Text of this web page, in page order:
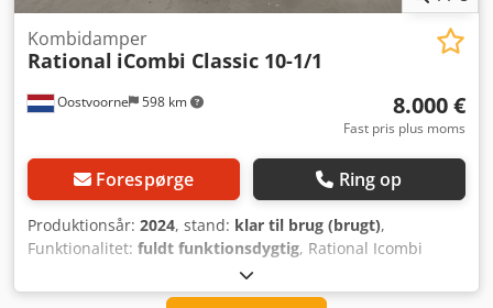
Oostvoorne 598 km
Kombidamper
Rational iCombi Classic 10-1/1
8.000 €
Fast pris plus moms
Forespørge Ring op
Produktionsår: 2024, stand: klar til brug (brugt),
Funktionalitet: fuldt funktionsdygtig, Rational Icombi
Classic 10x 1/1GN, Crjdpezhmcxefx Aqwjf - 400V - Årgang
2024 - Mål: 860x780x1780 mm - Effekt: 19,9 kW